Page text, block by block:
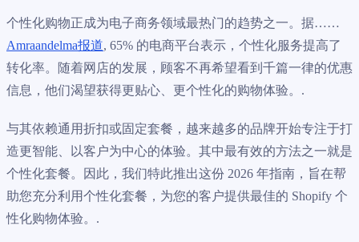
个性化购物正成为电子商务领域最热门的趋势之一。据……
Amraandelma报道, 65% 的电商平台表示，个性化服务提高了
转化率。随着网店的发展，顾客不再希望看到千篇一律的优惠
信息，他们渴望获得更贴心、更个性化的购物体验。.
与其依赖通用折扣或固定套餐，越来越多的品牌开始专注于打
造更智能、以客户为中心的体验。其中最有效的方法之一就是
个性化套餐。因此，我们特此推出这份 2026 年指南，旨在帮
助您充分利用个性化套餐，为您的客户提供最佳的 Shopify 个
性化购物体验。.